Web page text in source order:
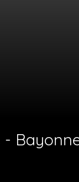
ÉQUIPE